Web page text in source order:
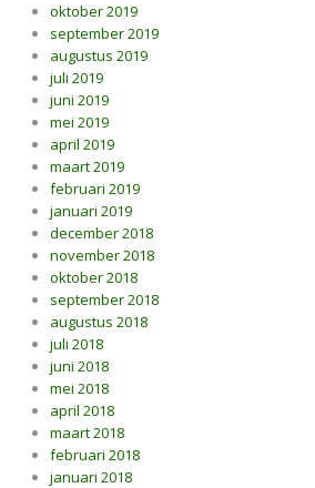
oktober 2019
september 2019
augustus 2019
juli 2019
juni 2019
mei 2019
april 2019
maart 2019
februari 2019
januari 2019
december 2018
november 2018
oktober 2018
september 2018
augustus 2018
juli 2018
juni 2018
mei 2018
april 2018
maart 2018
februari 2018
januari 2018